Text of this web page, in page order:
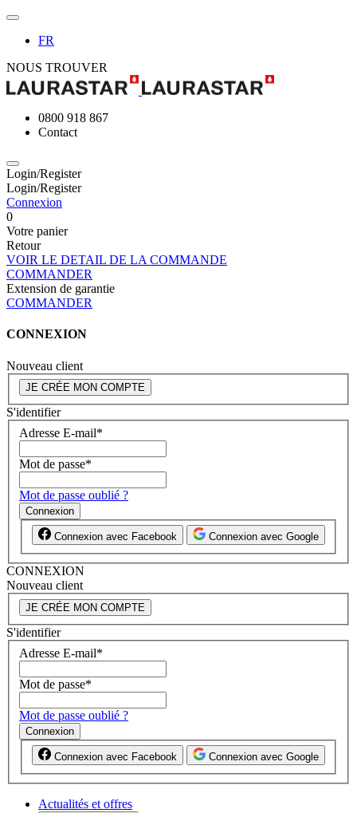
FR
NOUS TROUVER
0800 918 867
Contact
Login/Register
Login/Register
Connexion
0
Votre panier
Retour
VOIR LE DETAIL DE LA COMMANDE
COMMANDER
Extension de garantie
COMMANDER
CONNEXION
Nouveau client
JE CRÉE MON COMPTE
S'identifier
Adresse E-mail*
Mot de passe*
Mot de passe oublié ?
Connexion
Connexion avec Facebook Connexion avec Google
CONNEXION
Nouveau client
JE CRÉE MON COMPTE
S'identifier
Adresse E-mail*
Mot de passe*
Mot de passe oublié ?
Connexion
Connexion avec Facebook Connexion avec Google
Actualités et offres